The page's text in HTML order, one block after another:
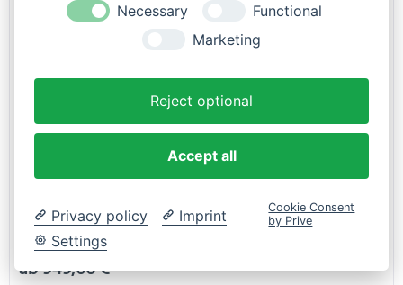
ohne Dämpfer
ab 949,00 € *
Necessary
Functional
Marketing
Reject optional
Accept all
Privacy policy
Imprint
Settings
Cookie Consent
by Prive